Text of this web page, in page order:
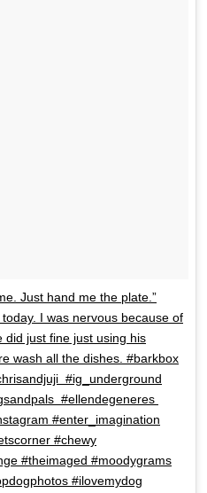
Just hand me the plate.”
I was nervous because of
did just fine just using his
wash all the dishes. #barkbox
#ig_underground
#ellendegeneres
#enter_imagination
#chewy
#theimaged #moodygrams
#ilovemydog